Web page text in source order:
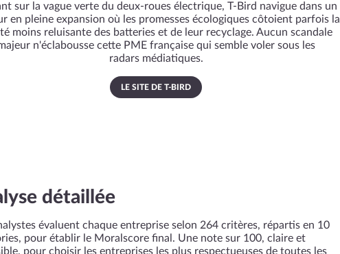
sur la vague verte du deux-roues électrique, T-Bird navigue dans un
en pleine expansion où les promesses écologiques côtoient parfois la
moins reluisante des batteries et de leur recyclage. Aucun scandale
n'éclabousse cette PME française qui semble voler sous les
radars médiatiques.
LE SITE DE T-BIRD
détaillée
évaluent chaque entreprise selon 264 critères, répartis en 10
pour établir le Moralscore final. Une note sur 100, claire et
pour choisir les entreprises les plus respectueuses de toutes les